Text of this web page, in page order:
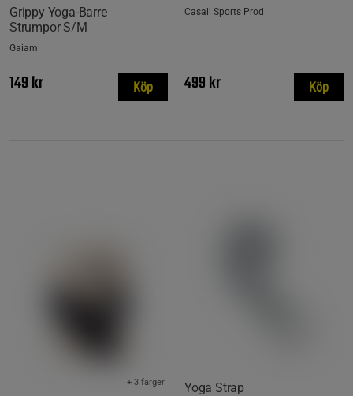
Grippy Yoga-Barre
Strumpor S/M
Gaiam
149 kr Köp
Casall Sports Prod
499 kr Köp
+ 3 färger Yoga Strap